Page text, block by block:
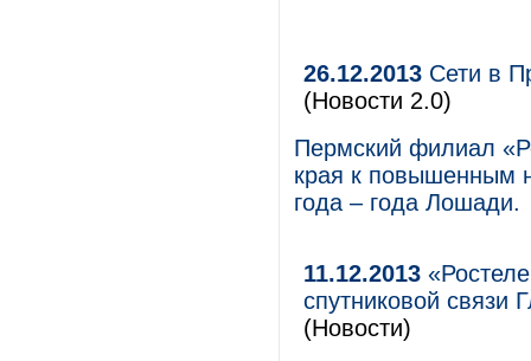
26.12.2013 Сети в
(Новости 2.0)
Пермский филиал
края к повышенным
года – года Лошади.
11.12.2013
спутниковой связи
(Новости)